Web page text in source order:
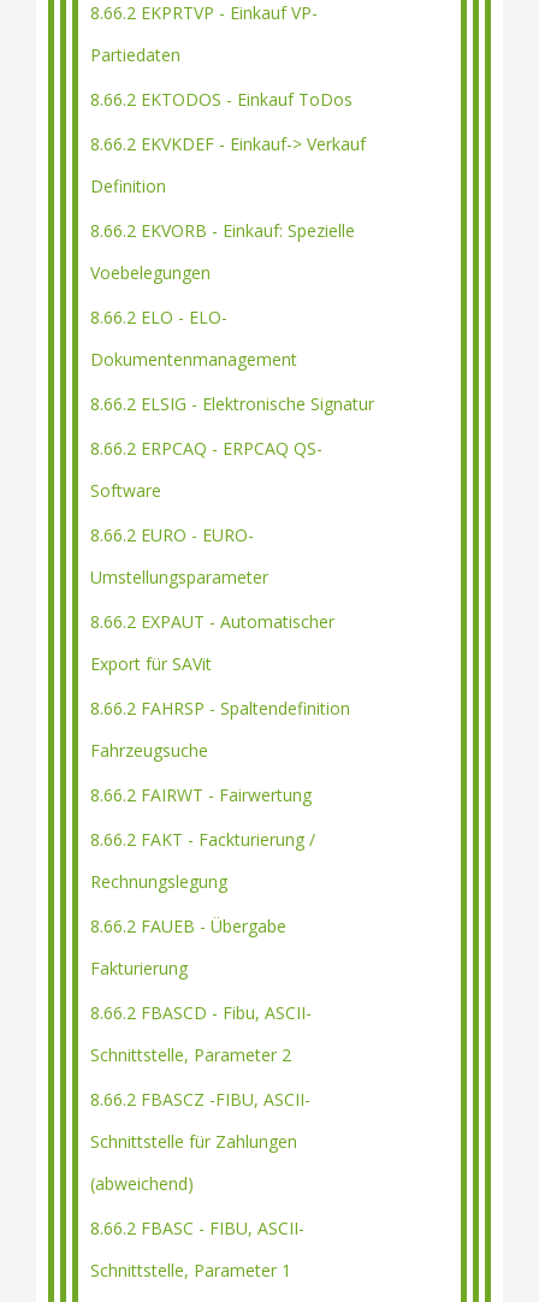
8.66.2 EKPRTVP - Einkauf VP-
Partiedaten
8.66.2 EKTODOS - Einkauf ToDos
8.66.2 EKVKDEF - Einkauf-> Verkauf
Definition
8.66.2 EKVORB - Einkauf: Spezielle
Voebelegungen
8.66.2 ELO - ELO-
Dokumentenmanagement
8.66.2 ELSIG - Elektronische Signatur
8.66.2 ERPCAQ - ERPCAQ QS-
Software
8.66.2 EURO - EURO-
Umstellungsparameter
8.66.2 EXPAUT - Automatischer
Export für SAVit
8.66.2 FAHRSP - Spaltendefinition
Fahrzeugsuche
8.66.2 FAIRWT - Fairwertung
8.66.2 FAKT - Fackturierung /
Rechnungslegung
8.66.2 FAUEB - Übergabe
Fakturierung
8.66.2 FBASCD - Fibu, ASCII-
Schnittstelle, Parameter 2
8.66.2 FBASCZ -FIBU, ASCII-
Schnittstelle für Zahlungen
(abweichend)
8.66.2 FBASC - FIBU, ASCII-
Schnittstelle, Parameter 1